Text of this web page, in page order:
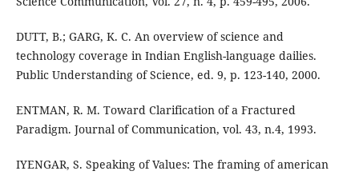
DUTT, B.; GARG, K. C. An overview of science and
technology coverage in Indian English-language dailies.
Public Understanding of Science, ed. 9, p. 123-140, 2000.
ENTMAN, R. M. Toward Clarification of a Fractured
Paradigm. Journal of Communication, vol. 43, n.4, 1993.
IYENGAR, S. Speaking of Values: The framing of american